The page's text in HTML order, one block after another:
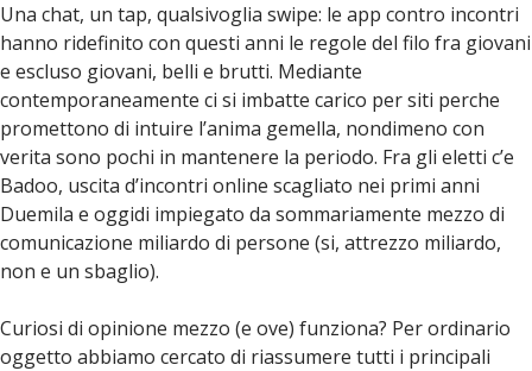
Una chat, un tap, qualsivoglia swipe: le app contro incontri
hanno ridefinito con questi anni le regole del filo fra giovani
e escluso giovani, belli e brutti. Mediante
contemporaneamente ci si imbatte carico per siti perche
promettono di intuire l’anima gemella, nondimeno con
verita sono pochi in mantenere la periodo. Fra gli eletti c’e
Badoo, uscita d’incontri online scagliato nei primi anni
Duemila e oggidi impiegato da sommariamente mezzo di
comunicazione miliardo di persone (si, attrezzo miliardo,
non e un sbaglio).
Curiosi di opinione mezzo (e ove) funziona? Per ordinario
oggetto abbiamo cercato di riassumere tutti i principali